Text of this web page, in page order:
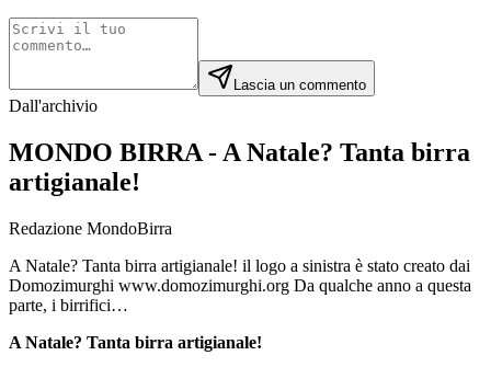
Lascia un commento
Dall'archivio
MONDO BIRRA - A Natale? Tanta birra
artigianale!
Redazione MondoBirra
A Natale? Tanta birra artigianale! il logo a sinistra è stato creato dai
Domozimurghi www.domozimurghi.org Da qualche anno a questa
parte, i birrifici…
A Natale? Tanta birra artigianale!